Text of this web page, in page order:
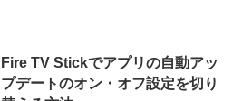
Fire TV Stickでアプリの自動アッ
プデートのオン・オフ設定を切り